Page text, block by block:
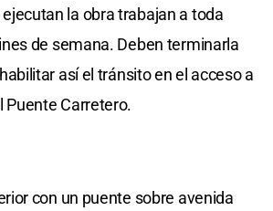
la obra trabajan a toda
de semana. Deben terminarla
así el tránsito en el acceso a
Puente Carretero.
con un puente sobre avenida